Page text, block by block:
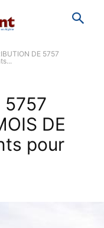
DE 5757
5757
DE
pour